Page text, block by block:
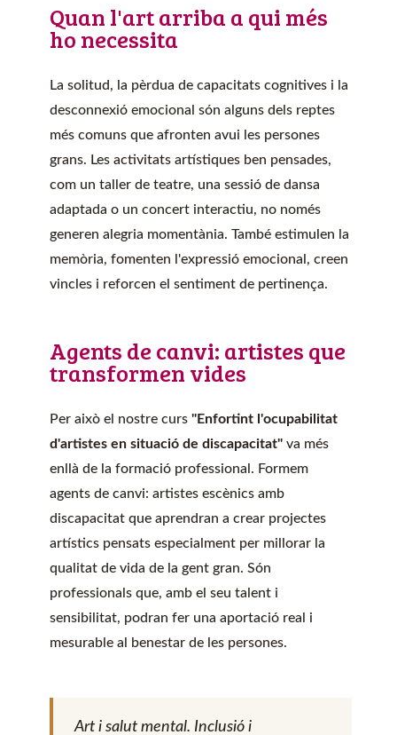
Quan l'art arriba a qui més
ho necessita
La solitud, la pèrdua de capacitats cognitives i la
desconnexió emocional són alguns dels reptes
més comuns que afronten avui les persones
grans. Les activitats artístiques ben pensades,
com un taller de teatre, una sessió de dansa
adaptada o un concert interactiu, no només
generen alegria momentània. També estimulen la
memòria, fomenten l'expressió emocional, creen
vincles i reforcen el sentiment de pertinença.
Agents de canvi: artistes que
transformen vides
Per això el nostre curs "Enfortint l'ocupabilitat
d'artistes en situació de discapacitat"va més
enllà de la formació professional. Formem
agents de canvi: artistes escènics amb
discapacitat que aprendran a crear projectes
artístics pensats especialment per millorar la
qualitat de vida de la gent gran. Són
professionals que, amb el seu talent i
sensibilitat, podran fer una aportació real i
mesurable al benestar de les persones.
Art i salut mental. Inclusió i